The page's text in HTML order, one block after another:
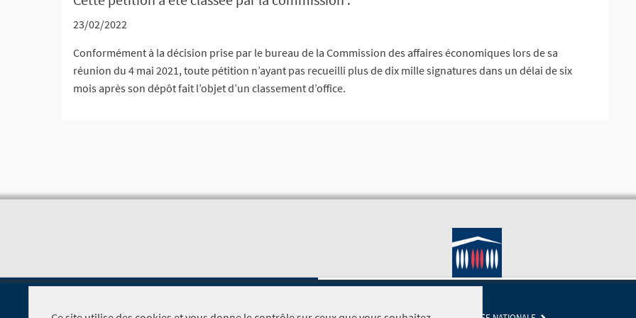
23/02/2022
Conformément à la décision prise par le bureau de la Commission des affaires économiques lors de sa
réunion du 4 mai 2021, toute pétition n’ayant pas recueilli plus de dix mille signatures dans un délai de six
mois après son dépôt fait l’objet d’un classement d’office.